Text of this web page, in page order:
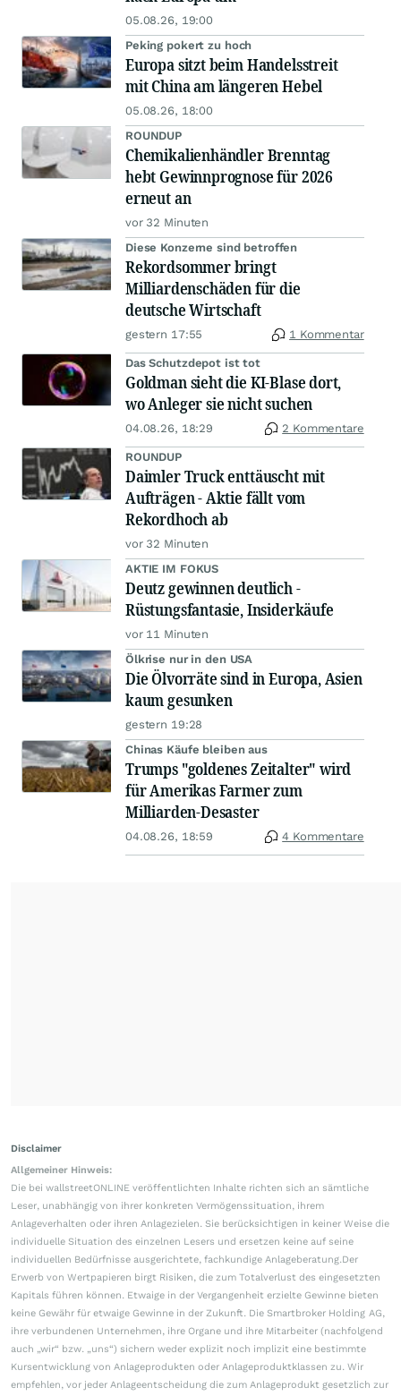
05.08.26, 19:00
Peking pokert zu hoch
Europa sitzt beim Handelsstreit
mit China am längeren Hebel
05.08.26, 18:00
ROUNDUP
Chemikalienhändler Brenntag
hebt Gewinnprognose für 2026
erneut an
vor 32 Minuten
Diese Konzerne sind betroffen
Rekordsommer bringt
Milliardenschäden für die
deutsche Wirtschaft
gestern 17:55 1 Kommentar
Das Schutzdepot ist tot
Goldman sieht die KI-Blase dort,
wo Anleger sie nicht suchen
04.08.26, 18:29 2 Kommentare
ROUNDUP
Daimler Truck enttäuscht mit
Aufträgen - Aktie fällt vom
Rekordhoch ab
vor 32 Minuten
AKTIE IM FOKUS
Deutz gewinnen deutlich -
Rüstungsfantasie, Insiderkäufe
vor 11 Minuten
Ölkrise nur in den USA
Die Ölvorräte sind in Europa, Asien
kaum gesunken
gestern 19:28
Chinas Käufe bleiben aus
Trumps "goldenes Zeitalter" wird
für Amerikas Farmer zum
Milliarden-Desaster
04.08.26, 18:59 4 Kommentare
Disclaimer
Allgemeiner Hinweis:
Die bei wallstreetONLINE veröffentlichten Inhalte richten sich an sämtliche
Leser, unabhängig von ihrer konkreten Vermögenssituation, ihrem
Anlageverhalten oder ihren Anlagezielen. Sie berücksichtigen in keiner Weise die
individuelle Situation des einzelnen Lesers und ersetzen keine auf seine
individuellen Bedürfnisse ausgerichtete, fachkundige Anlageberatung.Der
Erwerb von Wertpapieren birgt Risiken, die zum Totalverlust des eingesetzten
Kapitals führen können. Etwaige in der Vergangenheit erzielte Gewinne bieten
keine Gewähr für etwaige Gewinne in der Zukunft. Die Smartbroker Holding AG,
ihre verbundenen Unternehmen, ihre Organe und ihre Mitarbeiter (nachfolgend
auch „wir“ bzw. „uns“) sichern weder explizit noch implizit eine bestimmte
Kursentwicklung von Anlageprodukten oder Anlageproduktklassen zu. Wir
empfehlen, vor jeder Anlageentscheidung die zum Anlageprodukt gesetzlich zur